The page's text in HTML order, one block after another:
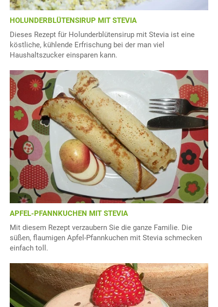
HOLUNDERBLÜTENSIRUP MIT STEVIA
Dieses Rezept für Holunderblütensirup mit Stevia ist eine
köstliche, kühlende Erfrischung bei der man viel
Haushaltszucker einsparen kann.
APFEL-PFANNKUCHEN MIT STEVIA
Mit diesem Rezept verzaubern Sie die ganze Familie. Die
süßen, flaumigen Apfel-Pfannkuchen mit Stevia schmecken
einfach toll.